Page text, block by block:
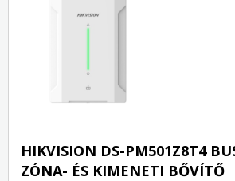
HIKVISION DS-PM501Z8T4
ZÓNA- ÉS KIMENETI BŐVÍTŐ